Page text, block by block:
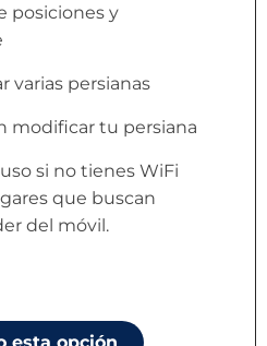
posiciones y
varias persianas
modificar tu persiana
si no tienes WiFi
que buscan
del móvil.